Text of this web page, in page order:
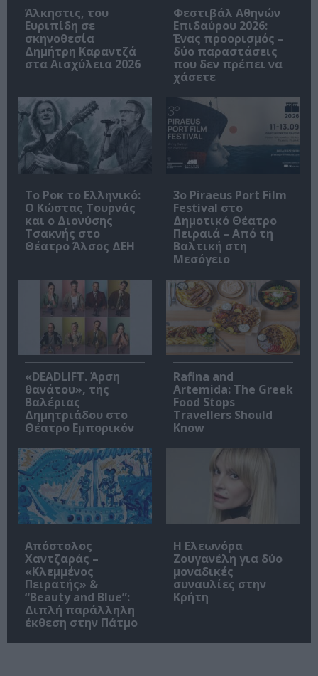
Άλκηστις, του
Ευριπίδη σε
σκηνοθεσία
Δημήτρη Καραντζά
στα Αισχύλεια 2026
Φεστιβάλ Αθηνών
Επιδαύρου 2026:
Ένας προορισμός –
δύο παραστάσεις
που δεν πρέπει να
χάσετε
Το Ροκ το Ελληνικό:
Ο Κώστας Τουρνάς
και ο Διονύσης
Τσακνής στο
Θέατρο Άλσος ΔΕΗ
3o Piraeus Port Film
Festival στο
Δημοτικό Θέατρο
Πειραιά – Από τη
Βαλτική στη
Μεσόγειο
«DEADLIFT. Άρση
θανάτου», της
Βαλέριας
Δημητριάδου στο
Θέατρο Εμπορικόν
Rafina and
Artemida: The Greek
Food Stops
Travellers Should
Know
Απόστολος
Χαντζαράς –
«Κλεμμένος
Πειρατής» &
“Beauty and Blue”:
Διπλή παράλληλη
έκθεση στην Πάτμο
Η Ελεωνόρα
Ζουγανέλη για δύο
μοναδικές
συναυλίες στην
Κρήτη